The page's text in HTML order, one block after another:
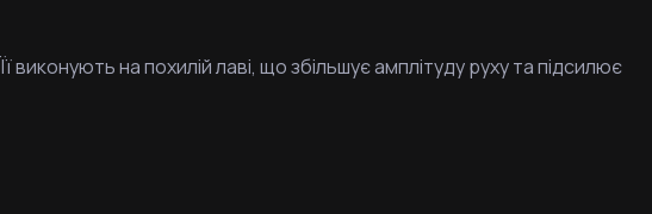
на похилій лаві, що збільшує амплітуду руху та підсилює